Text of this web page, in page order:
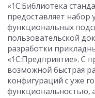
«1С:Библиотека
предоставляет набор
функциональных
пользовательской
разработки
«1С:Предприятие». С
возможной быстрая
конфигураций с уже
функциональностью,